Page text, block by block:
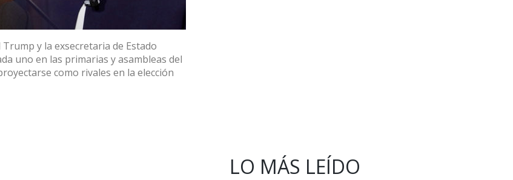
y la exsecretaria de Estado
uno en las primarias y asambleas del
como rivales en la elección
LO MÁS LEÍDO